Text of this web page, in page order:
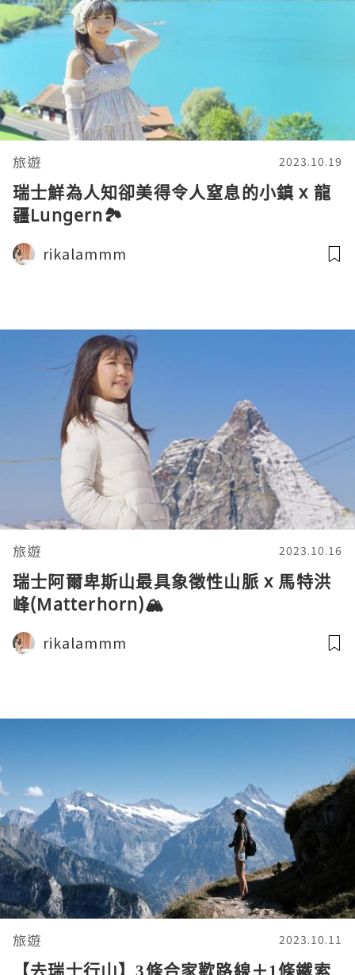
旅遊 2023.10.19
瑞士鮮為人知卻美得令人窒息的小鎮 x 龍
疆Lungern🏞️
rikalammm
旅遊 2023.10.16
瑞士阿爾卑斯山最具象徵性山脈 x 馬特洪
峰(Matterhorn)🏔️
rikalammm
旅遊 2023.10.11
【去瑞士行山】3條合家歡路線＋1條鐵索